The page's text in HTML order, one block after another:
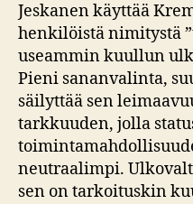
Jeskanen käyttää
henkilöistä nimitystä
useammin kuullun
Pieni sananvalinta,
säilyttää sen
tarkkuuden, jolla
neutraalimpi.
sen on tarkoituskin